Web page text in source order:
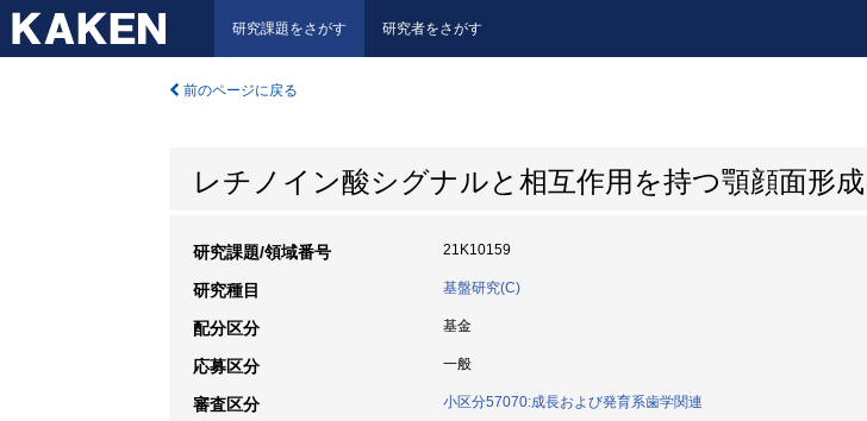
研究課題をさがす 研究者をさがす
前のページに戻る
レチノイン酸シグナルと相互作用を持つ顎顔面形
研究課題/領域番号 21K10159
研究種目 基盤研究(C)
配分区分 基金
応募区分 一般
審査区分 小区分57070:成長および発育系歯学関連